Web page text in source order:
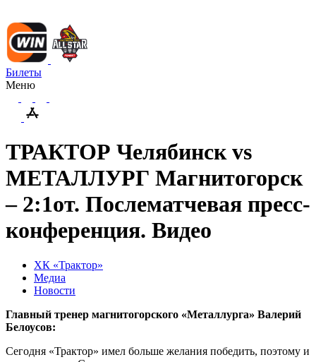
Билеты
Меню
ТРАКТОР Челябинск vs
МЕТАЛЛУРГ Магнитогорск
– 2:1от. Послематчевая пресс-
конференция. Видео
ХК «Трактор»
Медиа
Новости
Главный тренер магнитогорского «Металлурга» Валерий
Белоусов:
Сегодня «Трактор» имел больше желания победить, поэтому и